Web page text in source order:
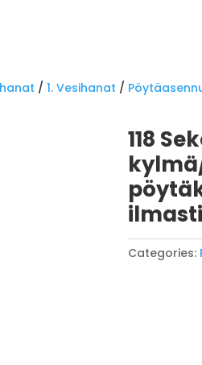
/1. Vesihanat /
118
Categories: